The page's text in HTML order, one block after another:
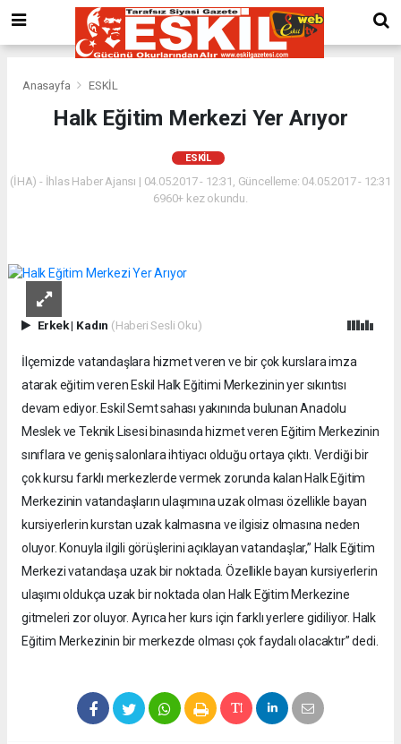
Anasayfa ESKİL
Halk Eğitim Merkezi Yer Arıyor
ESKİL
(İHA) - İhlas Haber Ajansı | 04.05.2017 - 12:31, Güncelleme: 04.05.2017 - 12:31
6960+ kez okundu.
Erkek| Kadın (Haberi Sesli Oku)
İlçemizde vatandaşlara hizmet veren ve bir çok kurslara imza
atarak eğitim veren Eskil Halk Eğitimi Merkezinin yer sıkıntısı
devam ediyor. Eskil Semt sahası yakınında bulunan Anadolu
Meslek ve Teknik Lisesi binasında hizmet veren Eğitim Merkezinin
sınıflara ve geniş salonlara ihtiyacı olduğu ortaya çıktı. Verdiği bir
çok kursu farklı merkezlerde vermek zorunda kalan Halk Eğitim
Merkezinin vatandaşların ulaşımına uzak olması özellikle bayan
kursiyerlerin kurstan uzak kalmasına ve ilgisiz olmasına neden
oluyor. Konuyla ilgili görüşlerini açıklayan vatandaşlar,” Halk Eğitim
Merkezi vatandaşa uzak bir noktada. Özellikle bayan kursiyerlerin
ulaşımı oldukça uzak bir noktada olan Halk Eğitim Merkezine
gitmeleri zor oluyor. Ayrıca her kurs için farklı yerlere gidiliyor. Halk
Eğitim Merkezinin bir merkezde olması çok faydalı olacaktır” dedi.